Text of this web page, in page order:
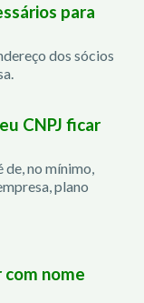
para
dos sócios
CNPJ ficar
de, no mínimo,
plano
nome